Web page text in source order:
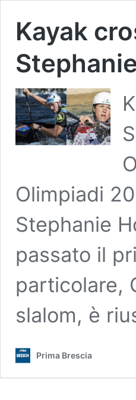
Kayak
Olimpiadi
Stephanie
passato il
particolare,
slalom, è
Prima Brescia